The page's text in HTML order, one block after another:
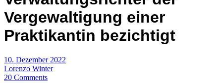
Vergewaltigung einer
Praktikantin bezichtigt
10. Dezember 2022
Lorenzo Winter
20 Comments